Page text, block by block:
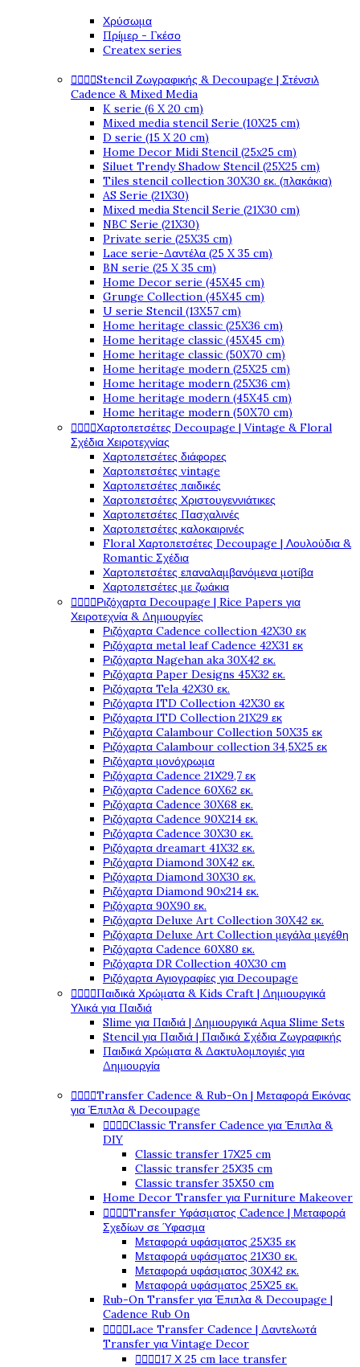
Χρύσωμα
Πρίμερ - Γκέσο
Createx series
Stencil Ζωγραφικής & Decoupage | Στένσιλ
Cadence & Mixed Media
K serie (6 X 20 cm)
Mixed media stencil Serie (10X25 cm)
D serie (15 X 20 cm)
Home Decor Midi Stencil (25x25 cm)
Siluet Trendy Shadow Stencil (25X25 cm)
Tiles stencil collection 30X30 εκ. (πλακάκια)
AS Serie (21X30)
Mixed media Stencil Serie (21X30 cm)
NBC Serie (21X30)
Private serie (25X35 cm)
Lace serie-Δαντέλα (25 X 35 cm)
BN serie (25 X 35 cm)
Home Decor serie (45X45 cm)
Grunge Collection (45X45 cm)
U serie Stencil (13X57 cm)
Home heritage classic (25X36 cm)
Home heritage classic (45X45 cm)
Home heritage classic (50X70 cm)
Home heritage modern (25X25 cm)
Home heritage modern (25X36 cm)
Home heritage modern (45X45 cm)
Home heritage modern (50X70 cm)
Χαρτοπετσέτες Decoupage | Vintage & Floral
Σχέδια Χειροτεχνίας
Χαρτοπετσέτες διάφορες
Χαρτοπετσέτες vintage
Χαρτοπετσέτες παιδικές
Χαρτοπετσέτες Χριστουγεννιάτικες
Χαρτοπετσέτες Πασχαλινές
Χαρτοπετσέτες καλοκαιρινές
Floral Χαρτοπετσέτες Decoupage | Λουλούδια &
Romantic Σχέδια
Χαρτοπετσέτες επαναλαμβανόμενα μοτίβα
Χαρτοπετσέτες με ζωάκια
Ριζόχαρτα Decoupage | Rice Papers για
Χειροτεχνία & Δημιουργίες
Ριζόχαρτα Cadence collection 42X30 εκ
Ριζόχαρτα metal leaf Cadence 42X31 εκ
Ριζόχαρτα Nagehan aka 30X42 εκ.
Ριζόχαρτα Paper Designs 45X32 εκ.
Ριζόχαρτα Tela 42Χ30 εκ.
Ριζόχαρτα ITD Collection 42X30 εκ
Ριζόχαρτα ITD Collection 21X29 εκ
Ριζόχαρτα Calambour Collection 50X35 εκ
Ριζόχαρτα Calambour collection 34,5X25 εκ
Ριζόχαρτα μονόχρωμα
Ριζόχαρτα Cadence 21Χ29,7 εκ
Ριζόχαρτα Cadence 60X62 εκ.
Ριζόχαρτα Cadence 30X68 εκ.
Ριζόχαρτα Cadence 90X214 εκ.
Ριζόχαρτα Cadence 30X30 εκ.
Ριζόχαρτα dreamart 41X32 εκ.
Ριζόχαρτα Diamond 30X42 εκ.
Ριζόχαρτα Diamond 30X30 εκ.
Ριζόχαρτα Diamond 90x214 εκ.
Ριζόχαρτα 90X90 εκ.
Ριζόχαρτα Deluxe Art Collection 30X42 εκ.
Ριζόχαρτα Deluxe Art Collection μεγάλα μεγέθη
Ριζόχαρτα Cadence 60X80 εκ.
Ριζόχαρτα DR Collection 40X30 cm
Ριζόχαρτα Αγιογραφίες για Decoupage
Παιδικά Χρώματα & Kids Craft | Δημιουργικά
Υλικά για Παιδιά
Slime για Παιδιά | Δημιουργικά Aqua Slime Sets
Stencil για Παιδιά | Παιδικά Σχέδια Ζωγραφικής
Παιδικά Χρώματα & Δακτυλομπογιές για
Δημιουργία
Transfer Cadence & Rub-On | Μεταφορά Εικόνας
για Έπιπλα & Decoupage
Classic Transfer Cadence για Έπιπλα &
DIY
Classic transfer 17Χ25 cm
Classic transfer 25Χ35 cm
Classic transfer 35Χ50 cm
Home Decor Transfer για Furniture Makeover
Transfer Υφάσματος Cadence | Μεταφορά
Σχεδίων σε Ύφασμα
Μεταφορά υφάσματος 25Χ35 εκ
Μεταφορά υφάσματος 21Χ30 εκ.
Μεταφορά υφάσματος 30Χ42 εκ.
Μεταφορά υφάσματος 25Χ25 εκ.
Rub-On Transfer για Έπιπλα & Decoupage |
Cadence Rub On
Lace Transfer Cadence | Δαντελωτά
Transfer για Vintage Decor
17 Χ 25 cm lace transfer